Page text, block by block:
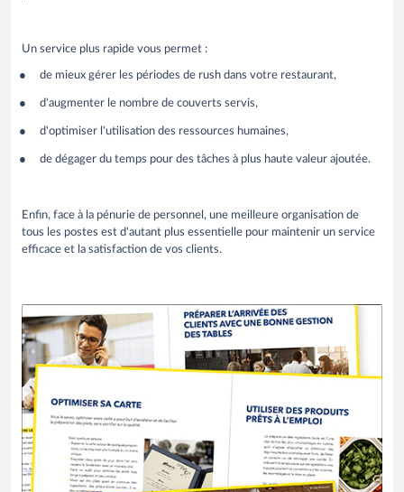
Un service plus rapide vous permet :
de mieux gérer les périodes de rush dans votre restaurant,
d'augmenter le nombre de couverts servis,
d'optimiser l'utilisation des ressources humaines,
de dégager du temps pour des tâches à plus haute valeur ajoutée.
Enfin, face à la pénurie de personnel, une meilleure organisation de
tous les postes est d'autant plus essentielle pour maintenir un service
efficace et la satisfaction de vos clients.